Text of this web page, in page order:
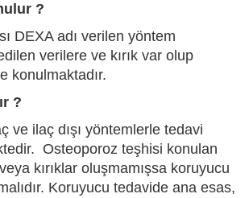
?
DEXA adı verilen yöntem
verilere ve kırık var olup
konulmaktadır.
?
ve ilaç dışı yöntemlerle tedavi
Osteoporoz teşhisi konulan
kırıklar oluşmamışsa koruyucu
Koruyucu tedavide ana esas,